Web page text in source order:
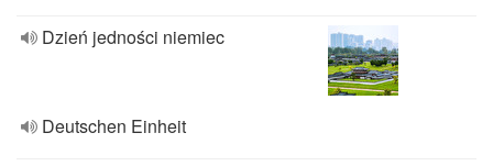
Dzień jedności niemiec
Deutschen Einheit